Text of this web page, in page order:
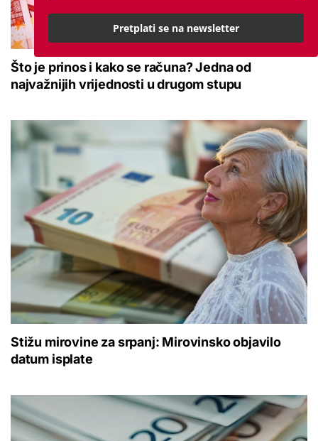
Što je prinos i kako se računa? Jedna od
najvažnijih vrijednosti u drugom stupu
Stižu mirovine za srpanj: Mirovinsko objavilo
datum isplate
Pretplati se na newsletter